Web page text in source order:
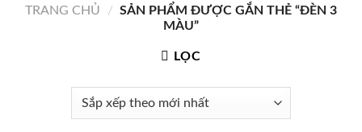
TRANG CHỦ / SẢN PHẨM ĐƯỢC GẮN THẺ “ĐÈN 3
MÀU”
LỌC